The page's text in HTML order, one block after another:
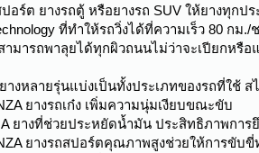
ปอร์ต ยางรถตู้ หรือยางรถ SUV ให้ยางทุก
ที่ทำให้รถวิ่งได้ที่ความเร็ว 80 ก
ามารถพาลุยได้ทุกผิวถนนไม่ว่าจะเปียกห
างหลายรุ่นแบ่งเป็นทั้งประเภทของรถที่ใช้
ยางรถเก๋ง เพิ่มความนุ่มเงียบขณะขับ
ยางที่ช่วยประหยัดน้ำมัน ประสิทธิภาพการ
ยางรถสปอร์ตคุณภาพสูงช่วยให้การขั